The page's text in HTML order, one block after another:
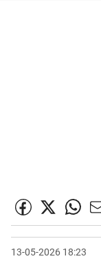
13-05-2026 18:23